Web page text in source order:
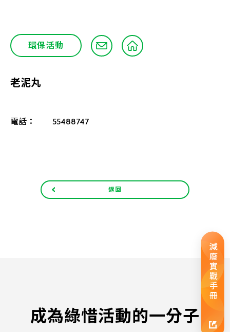
減廢實戰手冊
環保活動
老泥丸
電話： 55488747
返回
成為綠惜活動的一分子